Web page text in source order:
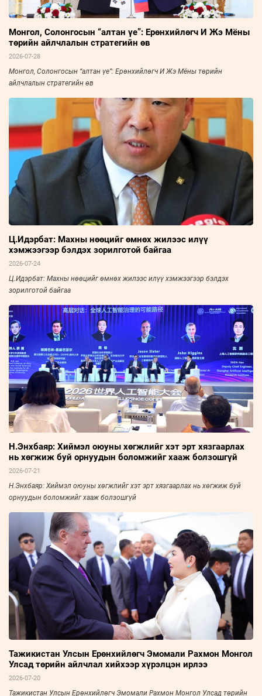
Монгол, Солонгосын “алтан үе”: Ерөнхийлөгч И Жэ Мёны
төрийн айлчлалын стратегийн өв
2026-07-28
Монгол, Солонгосын “алтан үе”: Ерөнхийлөгч И Жэ Мёны төрийн
айлчлалын стратегийн өв
Ц.Идэрбат: Махны нөөцийг өмнөх жилээс илүү
хэмжээгээр бэлдэх зорилготой байгаа
2026-07-24
Ц.Идэрбат: Махны нөөцийг өмнөх жилээс илүү хэмжээгээр бэлдэх
зорилготой байгаа
Н.Энхбаяр: Хиймэл оюуны хөгжлийг хэт эрт хязгаарлах
нь хөгжиж буй орнуудын боломжийг хааж болзошгүй
2026-07-21
Н.Энхбаяр: Хиймэл оюуны хөгжлийг хэт эрт хязгаарлах нь хөгжиж буй
орнуудын боломжийг хааж болзошгүй
Тажикистан Улсын Ерөнхийлөгч Эмомали Рахмон Монгол
Улсад төрийн айлчлал хийхээр хүрэлцэн ирлээ
2026-07-20
Тажикистан Улсын Ерөнхийлөгч Эмомали Рахмон Монгол Улсад төрийн